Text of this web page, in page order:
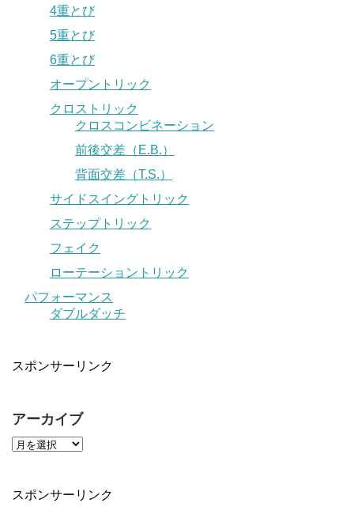
4重とび
5重とび
6重とび
オープントリック
クロストリック
クロスコンビネーション
前後交差（E.B.）
背面交差（T.S.）
サイドスイングトリック
ステップトリック
フェイク
ローテーショントリック
パフォーマンス
ダブルダッチ
スポンサーリンク
アーカイブ
スポンサーリンク